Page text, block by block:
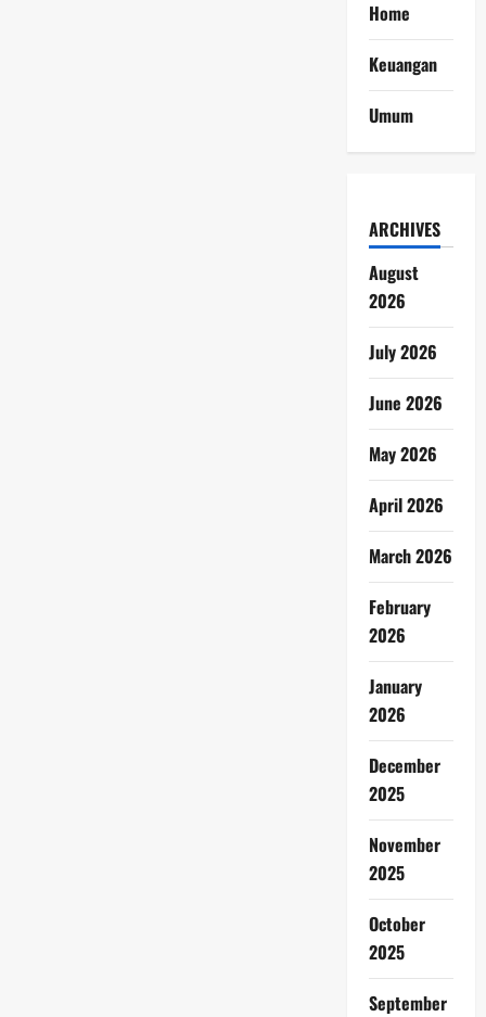
Home
Keuangan
Umum
ARCHIVES
August
2026
July 2026
June 2026
May 2026
April 2026
March 2026
February
2026
January
2026
December
2025
November
2025
October
2025
September